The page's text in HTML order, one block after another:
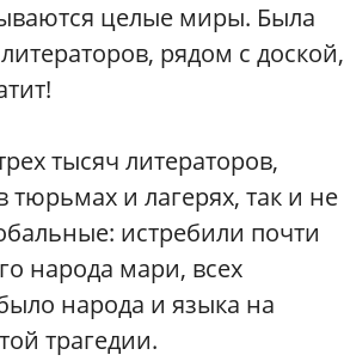
целые миры. Была
рядом с доской,
тысяч литераторов,
и лагерях, так и не
истребили почти
народа мари, всех
народа и языка на
трагедии.